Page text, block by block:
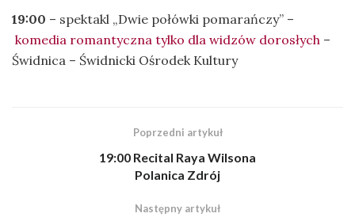
19:00 – spektakl „Dwie połówki pomarańczy” –
komedia romantyczna tylko dla widzów dorosłych –
Świdnica – Świdnicki Ośrodek Kultury
Poprzedni artykuł
19:00 Recital Raya Wilsona
Polanica Zdrój
Następny artykuł